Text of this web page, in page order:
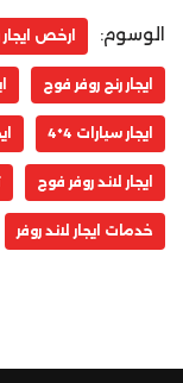
الوسوم: ارخص
ايجار رنج روفر فوج
ايجار سيارات 4*4
ايجار لاند روفر فوج
خدمات ايجار لاند روفر